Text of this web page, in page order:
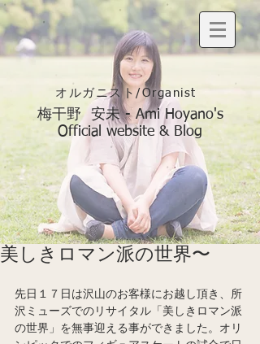
オルガニスト/Organist
梅干野 安未 - Ami Hoyano's
Official website & Blog
美しきロマン派の世界〜
先日１７日は沢山のお客様にお越し頂き、所
沢ミューズでのリサイタル「美しきロマン派
の世界」を無事迎える事ができました。オリ